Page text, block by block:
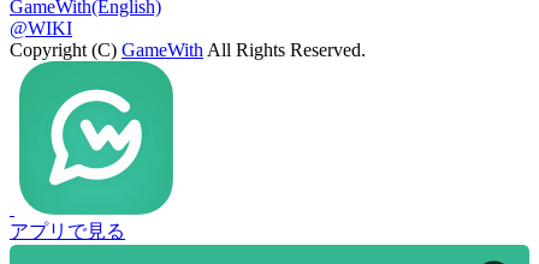
GameWith(English)
@WIKI
Copyright (C) GameWith All Rights Reserved.
アプリで見る